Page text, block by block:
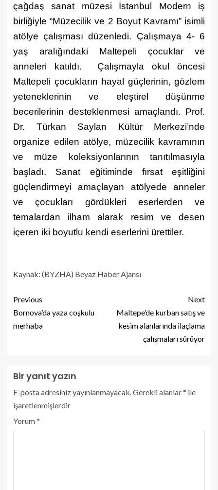
çağdaş sanat müzesi İstanbul Modern iş
birliğiyle “Müzecilik ve 2 Boyut Kavramı” isimli
atölye çalışması düzenledi. Çalışmaya 4- 6
yaş aralığındaki Maltepeli çocuklar ve
anneleri katıldı. Çalışmayla okul öncesi
Maltepeli çocukların hayal güçlerinin, gözlem
yeteneklerinin ve eleştirel düşünme
becerilerinin desteklenmesi amaçlandı. Prof.
Dr. Türkan Saylan Kültür Merkezi’nde
organize edilen atölye, müzecilik kavramının
ve müze koleksiyonlarının tanıtılmasıyla
başladı. Sanat eğitiminde fırsat eşitliğini
güçlendirmeyi amaçlayan atölyede anneler
ve çocukları gördükleri eserlerden ve
temalardan ilham alarak resim ve desen
içeren iki boyutlu kendi eserlerini ürettiler.
Kaynak: (BYZHA) Beyaz Haber Ajansı
Previous
Bornova’da yaza coşkulu
merhaba
Next
Maltepe’de kurban satış ve
kesim alanlarında ilaçlama
çalışmaları sürüyor
Bir yanıt yazın
E-posta adresiniz yayınlanmayacak. Gerekli alanlar* ile
işaretlenmişlerdir
Yorum*